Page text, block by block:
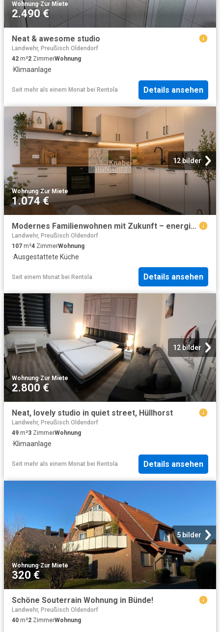
Wohnung·Zur Miete
2.490 €
Neat & awesome studio
Landwehr, Preußisch Oldendorf
42 m²2 ZimmerWohnung
·Klimaanlage
Seit mehr als einem Monat bei Rentola Details ansehen
12 bilder
Wohnung·Zur Miete
1.074 €
Modernes Familienwohnen mit Zukunft – energieeffizient, komfortabel und nachhaltig
Landwehr, Preußisch Oldendorf
107 m²4 ZimmerWohnung
·Ausgestattete Küche
Seit einem Monat bei Rentola Details ansehen
12 bilder
Wohnung·Zur Miete
2.800 €
Neat, lovely studio in quiet street, Hüllhorst
Landwehr, Preußisch Oldendorf
49 m²3 ZimmerWohnung
·Klimaanlage
Seit mehr als einem Monat bei Rentola Details ansehen
5 bilder
Wohnung·Zur Miete
320 €
Schöne Souterrain Wohnung in Bünde!
Landwehr, Preußisch Oldendorf
40 m²2 ZimmerWohnung